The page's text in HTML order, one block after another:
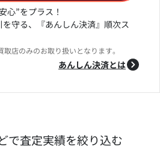
心”をプラス！
守る、『あんしん決済』順次ス
店のみのお取り扱いとなります。
あんしん決済とは
で査定実績を絞り込む